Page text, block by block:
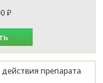
₽
препарата